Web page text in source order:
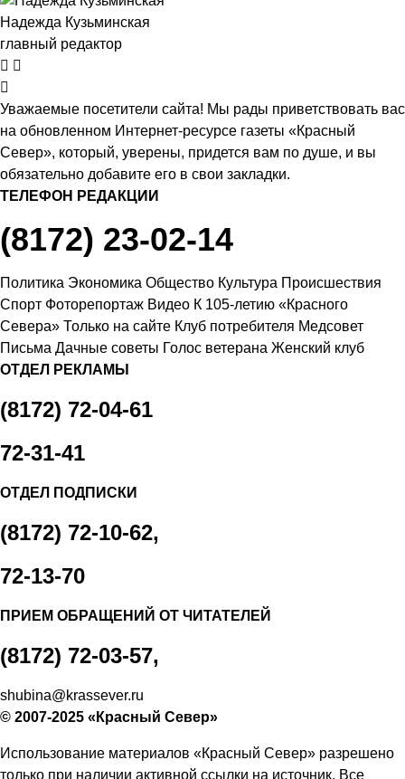
Надежда Кузьминская
главный редактор
Уважаемые посетители сайта! Мы рады приветствовать вас
на обновленном Интернет-ресурсе газеты «Красный
Север», который, уверены, придется вам по душе, и вы
обязательно добавите его в свои закладки.
ТЕЛЕФОН РЕДАКЦИИ
(8172) 23-02-14
Политика Экономика Общество Культура Происшествия
Спорт Фоторепортаж Видео К 105-летию «Красного
Севера» Только на сайте Клуб потребителя Медсовет
Письма Дачные советы Голос ветерана Женский клуб
ОТДЕЛ РЕКЛАМЫ
(8172) 72-04-61
72-31-41
ОТДЕЛ ПОДПИСКИ
(8172) 72-10-62,
72-13-70
ПРИЕМ ОБРАЩЕНИЙ ОТ ЧИТАТЕЛЕЙ
(8172) 72-03-57,
shubina@krassever.ru
© 2007-2025 «Красный Север»
Использование материалов «Красный Север» разрешено
только при наличии активной ссылки на источник. Все